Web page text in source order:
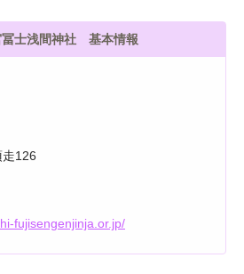
冨士浅間神社 基本情報
126
fujisengenjinja.or.jp/